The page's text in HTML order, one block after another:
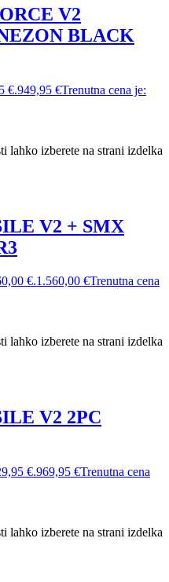
V2
BLACK
€.949,95 €Trenutna cena je:
lahko izberete na strani izdelka
V2 + SMX
€.1.560,00 €Trenutna cena
lahko izberete na strani izdelka
V2 2PC
€.969,95 €Trenutna cena
lahko izberete na strani izdelka